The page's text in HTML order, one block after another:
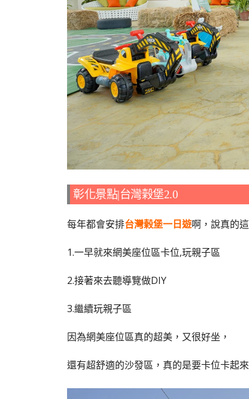
彰化景點|台灣榖堡2.0
每年都會安排台灣榖堡一日遊啊，說真的
1.一早就來網美座位區卡位,玩親子區
2.接著來去聽導覽做DIY
3.繼續玩親子區
因為網美座位區真的超美，又很好坐，
還有超舒適的沙發區，真的是要卡位卡起來